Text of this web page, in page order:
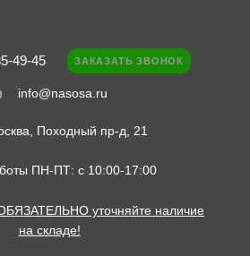
49-45 ЗАКАЗАТЬ ЗВОНОК
info@nasosa.ru
Походный пр-д, 21
ПН-ПТ: с 10:00-17:00
уточняйте наличие
на складе!